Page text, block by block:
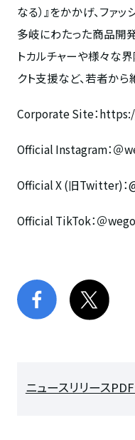
なる）』をかかげ、ファッ
多岐にわたった商品開
トカルチャーや様々な
クト支援など、若者か
Corporate Site：
Official Instagram：＠
Official X (旧Twitter)：
Official TikTok：＠
ニュースリリース